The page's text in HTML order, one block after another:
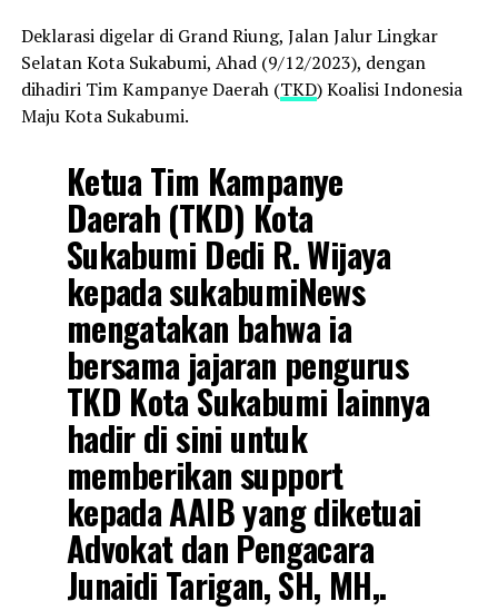
Deklarasi digelar di Grand Riung, Jalan Jalur Lingkar
Selatan Kota Sukabumi, Ahad (9/12/2023), dengan
dihadiri Tim Kampanye Daerah (TKD) Koalisi Indonesia
Maju Kota Sukabumi.
Ketua Tim Kampanye
Daerah (TKD) Kota
Sukabumi Dedi R. Wijaya
kepada sukabumiNews
mengatakan bahwa ia
bersama jajaran pengurus
TKD Kota Sukabumi lainnya
hadir di sini untuk
memberikan support
kepada AAIB yang diketuai
Advokat dan Pengacara
Junaidi Tarigan, SH, MH,.